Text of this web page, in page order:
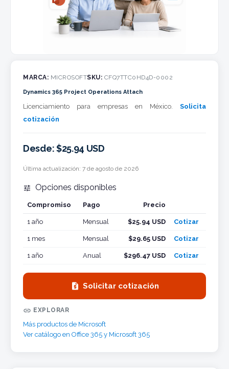
MARCA: MICROSOFTSKU: CFQ7TTC0HD4D-0002
Dynamics 365 Project Operations Attach
Licenciamiento para empresas en México. Solicita
cotización
Desde: $25.94 USD
Última actualización: 7 de agosto de 2026
 Opciones disponibles
Compromiso Pago Precio
1 año
Mensual $25.94 USD Cotizar
1 mes Mensual $29.65 USD Cotizar
1 año Anual $296.47 USD Cotizar
 Solicitar cotización
 EXPLORAR
Más productos de Microsoft
Ver catálogo en Office 365 y Microsoft 365